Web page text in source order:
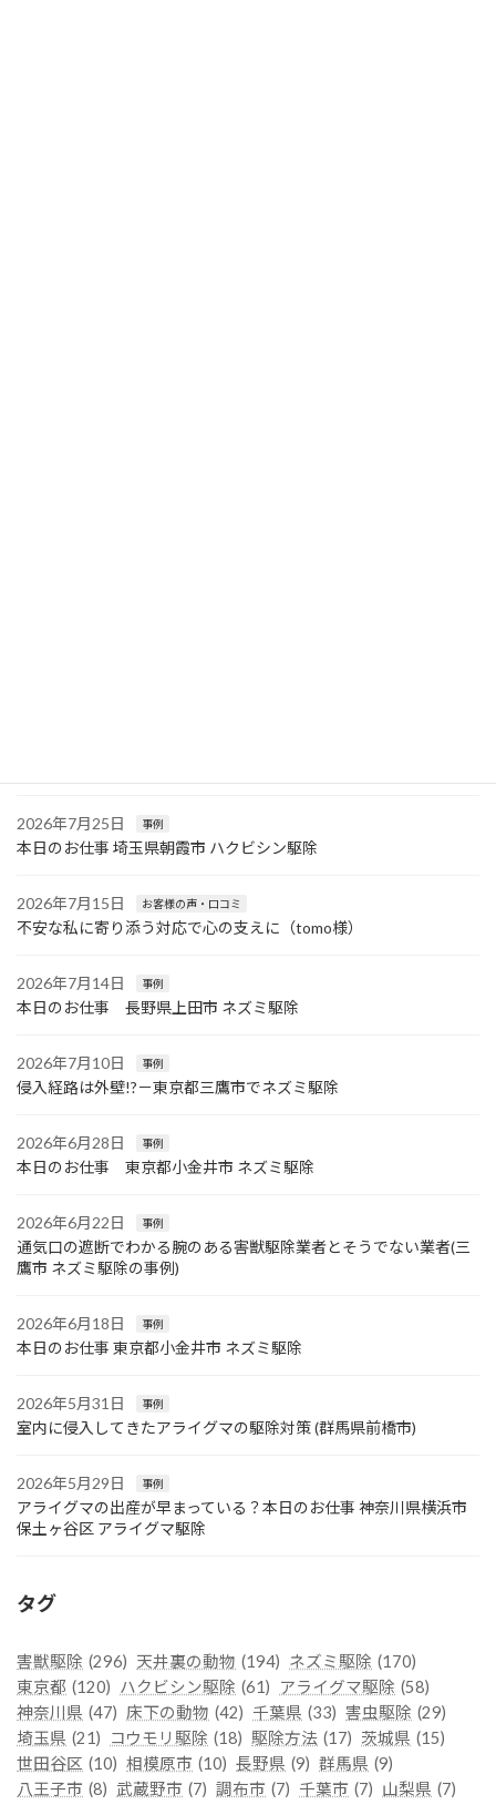
2026年7月25日 事例
本日のお仕事 埼玉県朝霞市 ハクビシン駆除
2026年7月15日 お客様の声・口コミ
不安な私に寄り添う対応で心の支えに（tomo様）
2026年7月14日 事例
本日のお仕事 長野県上田市 ネズミ駆除
2026年7月10日 事例
侵入経路は外壁!?－東京都三鷹市でネズミ駆除
2026年6月28日 事例
本日のお仕事 東京都小金井市 ネズミ駆除
2026年6月22日 事例
通気口の遮断でわかる腕のある害獣駆除業者とそうでない業者(三
鷹市 ネズミ駆除の事例)
2026年6月18日 事例
本日のお仕事 東京都小金井市 ネズミ駆除
2026年5月31日 事例
室内に侵入してきたアライグマの駆除対策 (群馬県前橋市)
2026年5月29日 事例
アライグマの出産が早まっている？本日のお仕事 神奈川県横浜市
保土ヶ谷区 アライグマ駆除
タグ
害獣駆除 (296) 天井裏の動物 (194) ネズミ駆除 (170)
東京都 (120) ハクビシン駆除 (61) アライグマ駆除 (58)
神奈川県 (47) 床下の動物 (42) 千葉県 (33) 害虫駆除 (29)
埼玉県 (21) コウモリ駆除 (18) 駆除方法 (17) 茨城県 (15)
世田谷区 (10) 相模原市 (10) 長野県 (9) 群馬県 (9)
八王子市 (8) 武蔵野市 (7) 調布市 (7) 千葉市 (7) 山梨県 (7)